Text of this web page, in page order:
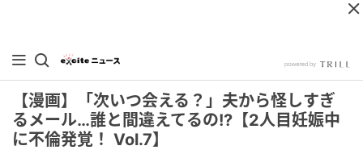
【漫画】「次いつ会える？」夫から怪しすぎ
るメール…誰と間違えてるの!?【2人目妊娠中
に不倫発覚！ Vol.7】